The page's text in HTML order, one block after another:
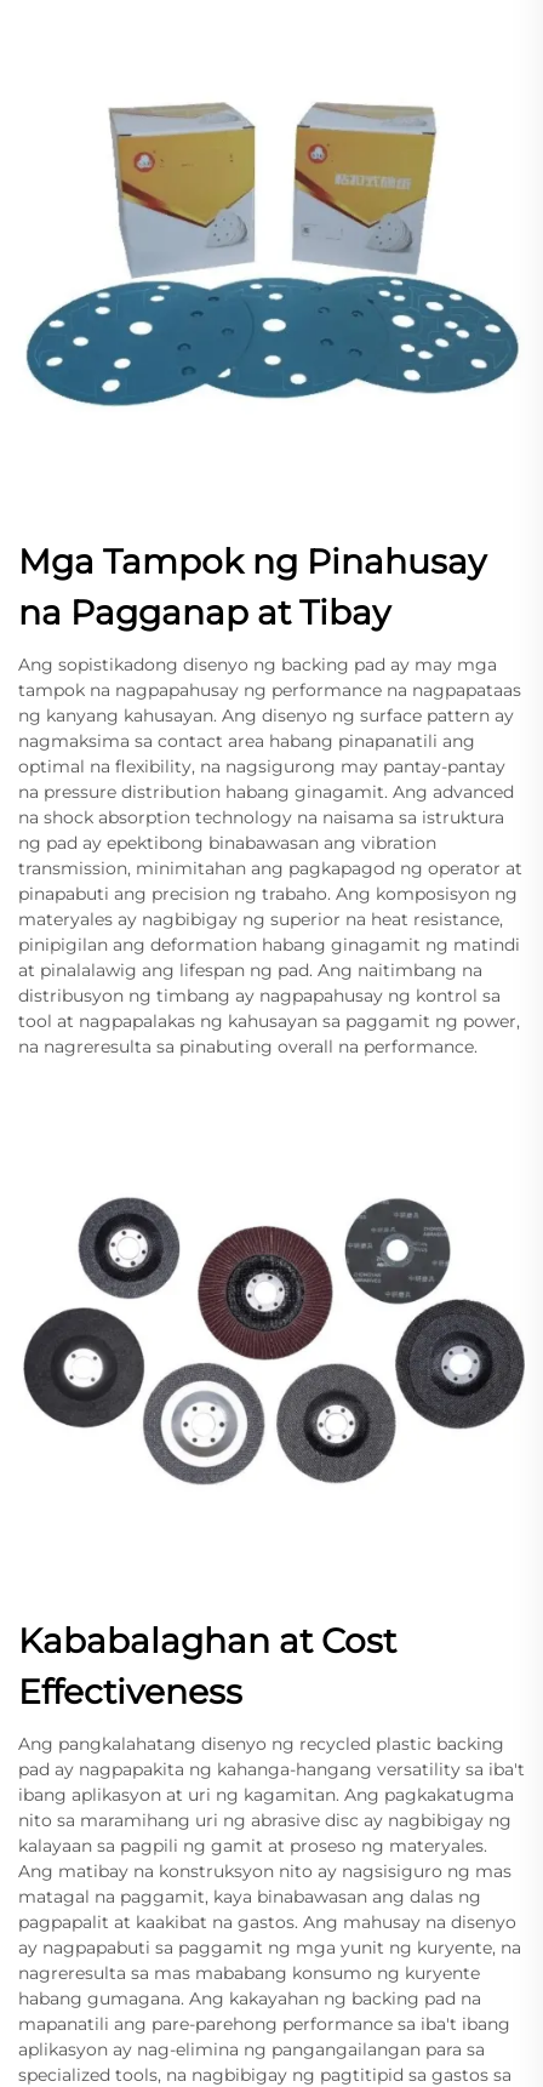
Mga Tampok ng Pinahusay
na Pagganap at Tibay
Ang sopistikadong disenyo ng backing pad ay may mga
tampok na nagpapahusay ng performance na nagpapataas
ng kanyang kahusayan. Ang disenyo ng surface pattern ay
nagmaksima sa contact area habang pinapanatili ang
optimal na flexibility, na nagsigurong may pantay-pantay
na pressure distribution habang ginagamit. Ang advanced
na shock absorption technology na naisama sa istruktura
ng pad ay epektibong binabawasan ang vibration
transmission, minimitahan ang pagkapagod ng operator at
pinapabuti ang precision ng trabaho. Ang komposisyon ng
materyales ay nagbibigay ng superior na heat resistance,
pinipigilan ang deformation habang ginagamit ng matindi
at pinalalawig ang lifespan ng pad. Ang naitimbang na
distribusyon ng timbang ay nagpapahusay ng kontrol sa
tool at nagpapalakas ng kahusayan sa paggamit ng power,
na nagreresulta sa pinabuting overall na performance.
Kababalaghan at Cost
Effectiveness
Ang pangkalahatang disenyo ng recycled plastic backing
pad ay nagpapakita ng kahanga-hangang versatility sa iba't
ibang aplikasyon at uri ng kagamitan. Ang pagkakatugma
nito sa maramihang uri ng abrasive disc ay nagbibigay ng
kalayaan sa pagpili ng gamit at proseso ng materyales.
Ang matibay na konstruksyon nito ay nagsisiguro ng mas
matagal na paggamit, kaya binabawasan ang dalas ng
pagpapalit at kaakibat na gastos. Ang mahusay na disenyo
ay nagpapabuti sa paggamit ng mga yunit ng kuryente, na
nagreresulta sa mas mababang konsumo ng kuryente
habang gumagana. Ang kakayahan ng backing pad na
mapanatili ang pare-parehong performance sa iba't ibang
aplikasyon ay nag-elimina ng pangangailangan para sa
specialized tools, na nagbibigay ng pagtitipid sa gastos sa